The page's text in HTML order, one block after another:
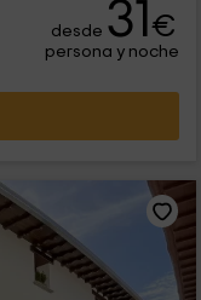
desde 31€
persona y noche